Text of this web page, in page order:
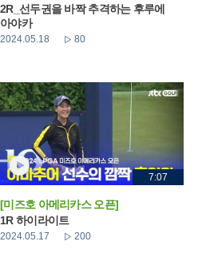
2R_선두권을 바짝 추격하는 후루에
아야카
2024.05.18 80
7:07
[미즈호 아메리카스 오픈]
1R 하이라이트
2024.05.17 200